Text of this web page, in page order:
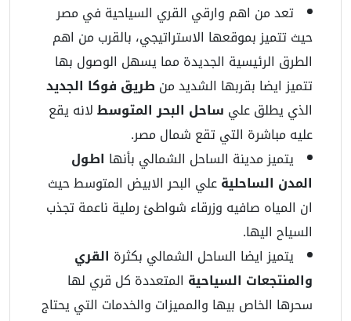
تعد من اهم وارقي القري السياحية في مصر
حيث تتميز بموقعها الاستراتيجي، بالقرب من اهم
الطرق الرئيسية الجديدة مما يسهل الوصول بها
تتميز ايضا بقربها الشديد من طريق فوكا الجديد
الذي يطلق علي ساحل البحر المتوسطلانه يقع
عليه مباشرة التي تقع شمال مصر.
يتميز مدينة الساحل الشمالي بأنها اطول
المدن الساحليةعلي البحر الابيض المتوسط حيث
ان المياه صافيه وزرقاء شواطئ رملية ناعمة تجذب
السياح اليها.
يتميز ايضا الساحل الشمالي بكثرة القري
والمنتجعات السياحية المتعددة كل قري لها
سحرها الخاص بيها والمميزات والخدمات التي يحتاج